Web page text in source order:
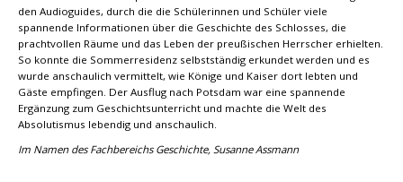
den Audioguides, durch die die Schülerinnen und Schüler viele
spannende Informationen über die Geschichte des Schlosses, die
prachtvollen Räume und das Leben der preußischen Herrscher erhielten.
So konnte die Sommerresidenz selbstständig erkundet werden und es
wurde anschaulich vermittelt, wie Könige und Kaiser dort lebten und
Gäste empfingen. Der Ausflug nach Potsdam war eine spannende
Ergänzung zum Geschichtsunterricht und machte die Welt des
Absolutismus lebendig und anschaulich.
Im Namen des Fachbereichs Geschichte, Susanne Assmann